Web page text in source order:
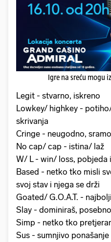
Igre na sreću mogu
Legit - stvarno, iskreno
Lowkey/ highkey -
skrivanja
Cringe - neugodno,
No cap/ cap - istina/ laž
W/ L - win/ loss, pobjeda
Based - netko tko misli
svoj stav i njega se drži
Goated/ G.O.A.T. -
Slay - dominiraš,
Simp - netko tko
Sus - sumnjivo ponašanje